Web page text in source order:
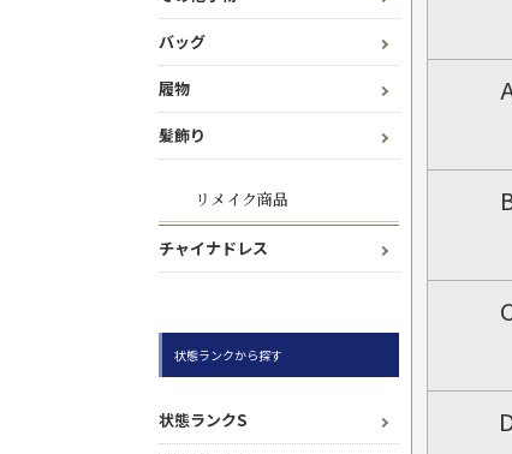
バッグ
履物
髪飾り
リメイク商品
チャイナドレス
状態ランクから探す
状態ランクS